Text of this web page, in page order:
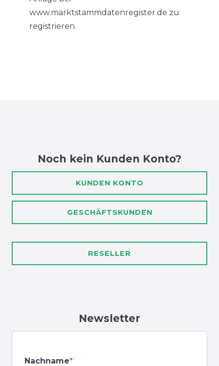
www.marktstammdatenregister.de zu
registrieren.
Noch kein Kunden Konto?
KUNDEN KONTO
GESCHÄFTSKUNDEN
RESELLER
Newsletter
Nachname